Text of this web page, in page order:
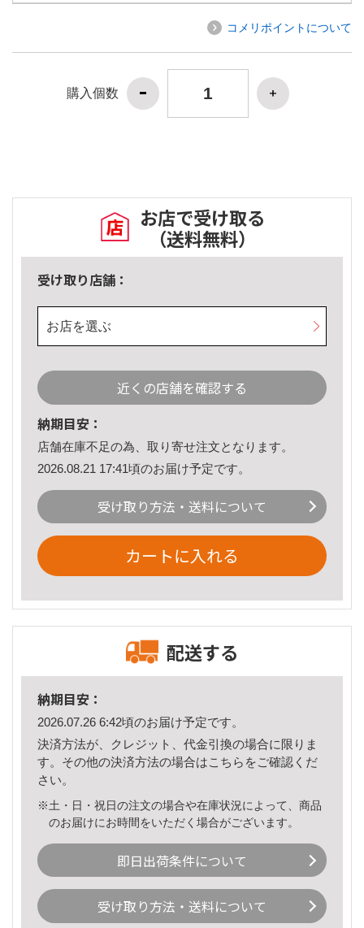
コメリポイントについて
購入個数
お店で受け取る
（送料無料）
受け取り店舗：
お店を選ぶ
近くの店舗を確認する
納期目安：
店舗在庫不足の為、取り寄せ注文となります。
2026.08.21 17:41頃のお届け予定です。
受け取り方法・送料について
カートに入れる
配送する
納期目安：
2026.07.26 6:42頃のお届け予定です。
決済方法が、クレジット、代金引換の場合に限りま
す。その他の決済方法の場合はこちら をご確認くだ
さい。
※土・日・祝日の注文の場合や在庫状況によって、商品
のお届けにお時間をいただく場合がございます。
即日出荷条件について
受け取り方法・送料について